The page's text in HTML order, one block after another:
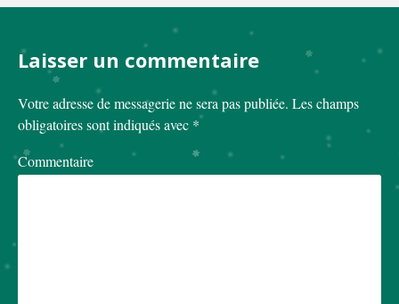
Laisser un commentaire
Votre adresse de messagerie ne sera pas publiée. Les champs
obligatoires sont indiqués avec *
Commentaire